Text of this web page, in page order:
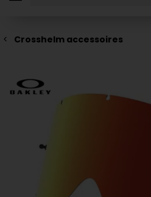
Crosshelm accessoires